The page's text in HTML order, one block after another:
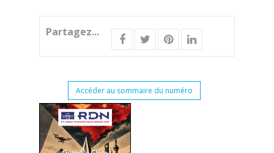
Partagez...
Accéder au sommaire du numéro